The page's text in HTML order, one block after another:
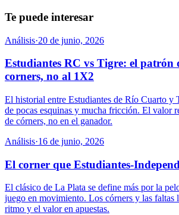
Te puede interesar
Análisis·20 de junio, 2026
Estudiantes RC vs Tigre: el patrón
corners, no al 1X2
El historial entre Estudiantes de Río Cuarto y
de pocas esquinas y mucha fricción. El valor
de córners, no en el ganador.
Análisis·16 de junio, 2026
El corner que Estudiantes-
El clásico de La Plata se define más por la
juego en movimiento. Los córners y las faltas
ritmo y el valor en apuestas.